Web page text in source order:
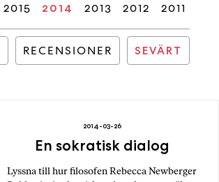
2015 2014 2013 2012 2011
RECENSIONER SEVÄRT
2014-03-26
En sokratisk dialog
Lyssna till hur filosofen Rebecca Newberger